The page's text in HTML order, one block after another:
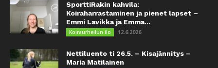
SporttiRakin kahvila:
Koiraharrastaminen ja pienet lapset –
Emmi Lavikka ja Emma...
Koiraurheilun ilo 12.6.2026
Nettiluento ti 26.5. – Kisajännitys –
Maria Matilainen